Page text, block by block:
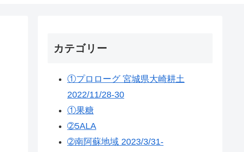
カテゴリー
①プロローグ 宮城県大崎耕土
2022/11/28-30
①果糖
➁5ALA
➁南阿蘇地域 2023/3/31-